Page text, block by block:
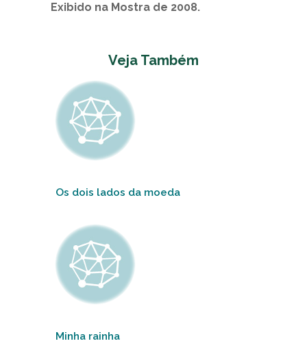
Exibido na Mostra de 2008.
Veja Também
Os dois lados da moeda
Minha rainha